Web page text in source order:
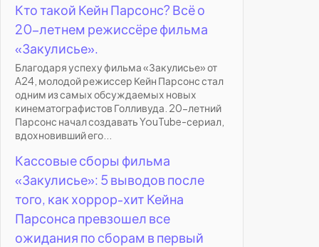
Кто такой Кейн Парсонс? Всё о
20-летнем режиссёре фильма
«Закулисье».
Благодаря успеху фильма «Закулисье» от
A24, молодой режиссер Кейн Парсонс стал
одним из самых обсуждаемых новых
кинематографистов Голливуда. 20-летний
Парсонс начал создавать YouTube-сериал,
вдохновивший его...
Кассовые сборы фильма
«Закулисье»: 5 выводов после
того, как хоррор-хит Кейна
Парсонса превзошел все
ожидания по сборам в первый